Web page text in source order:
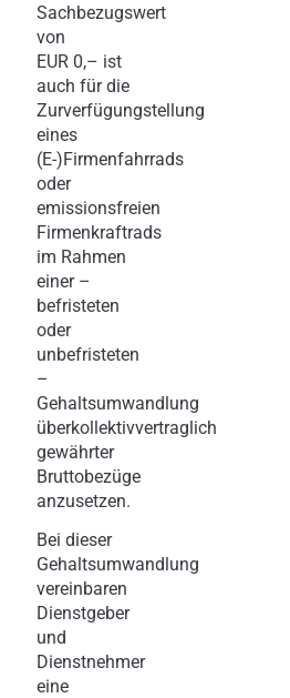
Sachbezugswert
von
EUR 0,– ist
auch für die
Zurverfügungstellung
eines
(E-)Firmenfahrrads
oder
emissionsfreien
Firmenkraftrads
im Rahmen
einer –
befristeten
oder
unbefristeten
–
Gehaltsumwandlung
überkollektivvertraglich
gewährter
Bruttobezüge
anzusetzen.
Bei dieser
Gehaltsumwandlung
vereinbaren
Dienstgeber
und
Dienstnehmer
eine